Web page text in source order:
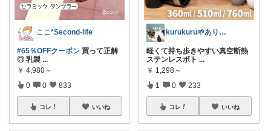
ここ*Second-life
#65％OFFクーポン 買って正解
◎ 乳製 ...
￥ 4,980～
0 0 833
コレ いいね
kurukuru🌱ありがとうございます
軽くて持ち歩きやすい真空断熱
ステンレスボト ...
￥ 1,298～
1 0 233
コレ いいね